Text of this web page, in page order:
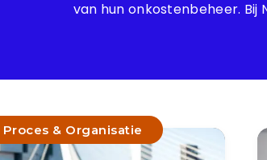
van hun onkostenbeheer.
Proces & Organisatie